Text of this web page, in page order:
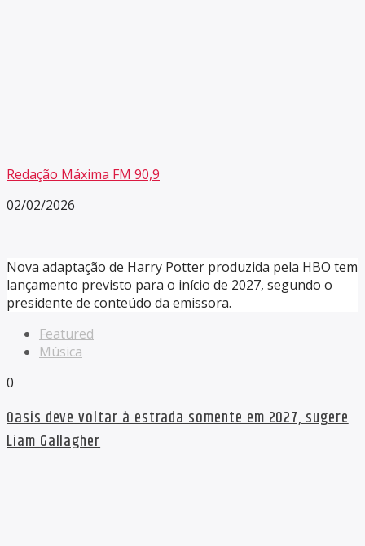
Redação Máxima FM 90,9
02/02/2026
Nova adaptação de Harry Potter produzida pela HBO tem
lançamento previsto para o início de 2027, segundo o
presidente de conteúdo da emissora.
Featured
Música
0
Oasis deve voltar à estrada somente em 2027, sugere
Liam Gallagher